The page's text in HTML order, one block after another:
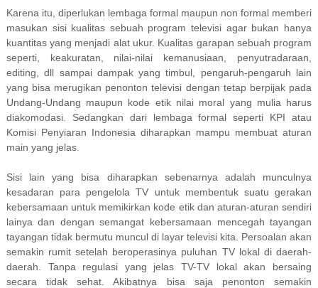
Karena itu, diperlukan lembaga formal maupun non formal memberi
masukan sisi kualitas sebuah program televisi agar bukan hanya
kuantitas yang menjadi alat ukur. Kualitas garapan sebuah program
seperti, keakuratan, nilai-nilai kemanusiaan, penyutradaraan,
editing, dll sampai dampak yang timbul, pengaruh-pengaruh lain
yang bisa merugikan penonton televisi dengan tetap berpijak pada
Undang-Undang maupun kode etik nilai moral yang mulia harus
diakomodasi. Sedangkan dari lembaga formal seperti KPI atau
Komisi Penyiaran Indonesia diharapkan mampu membuat aturan
main yang jelas.
Sisi lain yang bisa diharapkan sebenarnya adalah munculnya
kesadaran para pengelola TV untuk membentuk suatu gerakan
kebersamaan untuk memikirkan kode etik dan aturan-aturan sendiri
lainya dan dengan semangat kebersamaan mencegah tayangan
tayangan tidak bermutu muncul di layar televisi kita. Persoalan akan
semakin rumit setelah beroperasinya puluhan TV lokal di daerah-
daerah. Tanpa regulasi yang jelas TV-TV lokal akan bersaing
secara tidak sehat. Akibatnya bisa saja penonton semakin